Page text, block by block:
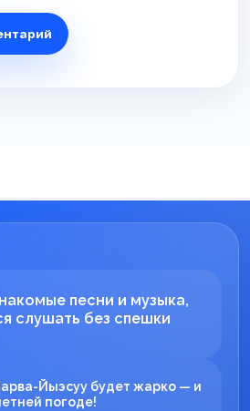
песни и музыка,
слушать без спешки
Йыэсуу будет жарко — и
погоде!